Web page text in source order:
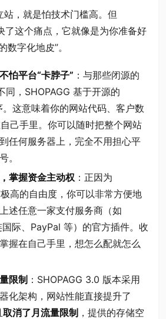
，就是怕技术门槛高。但
了这个痛点，它就像是为你准备好
数字化地皮”。
怕平台“卡脖子” ：与那些闭源的
同，SHOPAGG 基于开源的
这意味着你的网站代码、客户数
己手里。你可以随时把整个网站
任何服务器上，完全不用担心平
。
掌握资金主动权 ：正因为
高的自由度，你可以非常方便地
述任意一家支付服务商（如
际、PayPal 等）的官方插件。收
握在自己手里，想怎么配就怎么
限制：SHOPAGG 3.0 版本采用
化架构，网站性能直接提升了
取消了月流量限制，提供的存储空